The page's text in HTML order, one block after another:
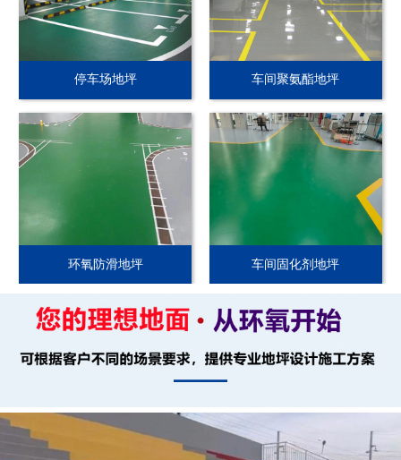
停车场地坪 车间聚氨酯地坪
环氧防滑地坪 车间固化剂地坪